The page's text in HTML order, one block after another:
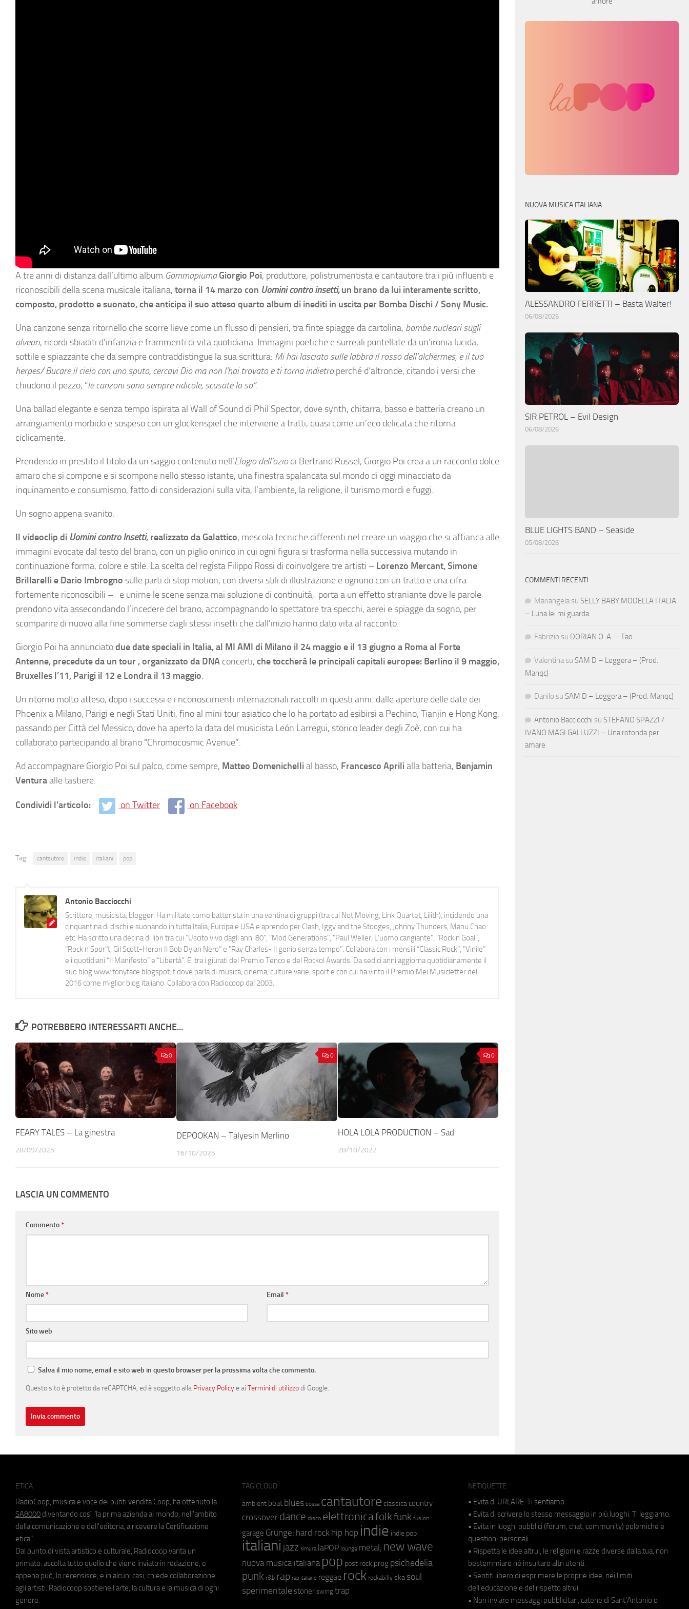
A tre anni di distanza dall’ultimo album Gommapiuma Giorgio Poi, produttore, polistrumentista e cantautore tra i più influenti e
riconoscibili della scena musicale italiana, torna il 14 marzo con Uomini contro insetti,un brano da lui interamente scritto,
composto, prodotto e suonato, che anticipa il suo atteso quarto album di inediti in uscita per Bomba Dischi / Sony Music.
Una canzone senza ritornello che scorre lieve come un flusso di pensieri, tra finte spiagge da cartolina, bombe nucleari sugli
alveari, ricordi sbiaditi d’infanzia e frammenti di vita quotidiana. Immagini poetiche e surreali puntellate da un’ironia lucida,
sottile e spiazzante che da sempre contraddistingue la sua scrittura: Mi hai lasciato sulle labbra il rosso dell’alchermes, e il tuo
herpes/ Bucare il cielo con uno sputo, cercavi Dio ma non l’hai trovato e ti torna indietroperché d’altronde, citando i versi che
chiudono il pezzo, “le canzoni sono sempre ridicole, scusate lo so”.
Una ballad elegante e senza tempo ispirata al Wall of Sound di Phil Spector, dove synth, chitarra, basso e batteria creano un
arrangiamento morbido e sospeso con un glockenspiel che interviene a tratti, quasi come un’eco delicata che ritorna
ciclicamente.
Prendendo in prestito il titolo da un saggio contenuto nell’Elogio dell’oziodi Bertrand Russel, Giorgio Poi crea a un racconto dolce
amaro che si compone e si scompone nello stesso istante, una finestra spalancata sul mondo di oggi minacciato da
inquinamento e consumismo, fatto di considerazioni sulla vita, l’ambiente, la religione, il turismo mordi e fuggi.
Un sogno appena svanito.
Il videoclip di Uomini contro Insetti, realizzato da Galattico, mescola tecniche differenti nel creare un viaggio che si affianca alle
immagini evocate dal testo del brano, con un piglio onirico in cui ogni figura si trasforma nella successiva mutando in
continuazione forma, colore e stile. La scelta del regista Filippo Rossi di coinvolgere tre artisti – Lorenzo Mercant, Simone
Brillarelli e Dario Imbrogno sulle parti di stop motion, con diversi stili di illustrazione e ognuno con un tratto e una cifra
fortemente riconoscibili – e unirne le scene senza mai soluzione di continuità, porta a un effetto straniante dove le parole
prendono vita assecondando l’incedere del brano, accompagnando lo spettatore tra specchi, aerei e spiagge da sogno, per
scomparire di nuovo alla fine sommerse dagli stessi insetti che dall’inizio hanno dato vita al racconto.
Giorgio Poi ha annunciatodue date speciali in Italia, al MI AMI di Milano il 24 maggio e il 13 giugno a Roma al Forte
Antenne, precedute da un tour , organizzato da DNA concerti, che toccherà le principali capitali europee: Berlino il 9 maggio,
Bruxelles l’11, Parigi il 12 e Londra il 13 maggio.
Un ritorno molto atteso, dopo i successi e i riconoscimenti internazionali raccolti in questi anni: dalle aperture delle date dei
Phoenix a Milano, Parigi e negli Stati Uniti, fino al mini tour asiatico che lo ha portato ad esibirsi a Pechino, Tianjin e Hong Kong,
passando per Città del Messico, dove ha aperto la data del musicista León Larregui, storico leader degli Zoè, con cui ha
collaborato partecipando al brano “Chromocosmic Avenue”.
Ad accompagnare Giorgio Poi sul palco, come sempre, Matteo Domenichelli al basso, Francesco Aprili alla batteria, Benjamin
Venturaalle tastiere.
Condividi l'articolo: on Twitter on Facebook
Tag: cantautore indie italiani pop
Antonio Bacciocchi
Scrittore, musicista, blogger. Ha militato come batterista in una ventina di gruppi (tra cui Not Moving, Link Quartet, Lilith), incidendo una
cinquantina di dischi e suonando in tutta Italia, Europa e USA e aprendo per Clash, Iggy and the Stooges, Johnny Thunders, Manu Chao
etc. Ha scritto una decina di libri tra cui "Uscito vivo dagli anni 80", "Mod Generations", "Paul Weller, L’uomo cangiante", "Rock n Goal",
"Rock n Spor"t, Gil Scott-Heron Il Bob Dylan Nero" e "Ray Charles- Il genio senza tempo". Collabora con i mensili “Classic Rock”, "Vinile"
e i quotidiani “Il Manifesto” e “Libertà”. E' tra i giurati del Premio Tenco e del Rockol Awards. Da sedici anni aggiorna quotidianamente il
suo blog www.tonyface.blogspot.it dove parla di musica, cinema, culture varie, sport e con cui ha vinto il Premio Mei Musicletter del
2016 come miglior blog italiano. Collabora con Radiocoop dal 2003.
POTREBBERO INTERESSARTI ANCHE...
0
FEARY TALES – La ginestra
28/09/2025
0
DEPOOKAN – Talyesin Merlino
16/10/2025
0
HOLA LOLA PRODUCTION – Sad
28/10/2022
LASCIA UN COMMENTO
Commento*
Nome* Email*
Sito web
Salva il mio nome, email e sito web in questo browser per la prossima volta che commento.
Questo sito è protetto da reCAPTCHA, ed è soggetto alla Privacy Policye ai Termini di utilizzodi Google.
NUOVA MUSICA ITALIANA
ALESSANDRO FERRETTI – Basta Walter!
06/08/2026
SIR PETROL – Evil Design
06/08/2026
BLUE LIGHTS BAND – Seaside
05/08/2026
COMMENTI RECENTI
Mariangela su SELLY BABY MODELLA ITALIA
– Luna lei mi guarda
Fabrizio su DORIAN O. A. – Tao
Valentina su SAM D – Leggera – (Prod.
Manqc)
Danilo su SAM D – Leggera – (Prod. Manqc)
Antonio Bacciocchi su STEFANO SPAZZI /
IVANO MAGI GALLUZZI – Una rotonda per
amare
ETICA
RadioCoop, musica e voce dei punti vendita Coop, ha ottenuto la
SA8000 diventando così "la prima azienda al mondo, nell'ambito
della comunicazione e dell'editoria, a ricevere la Certificazione
etica".
Dal punto di vista artistico e culturale, Radiocoop vanta un
primato: ascolta tutto quello che viene inviato in redazione, e
appena può, lo recensisce, e in alcuni casi, chiede collaborazione
agli artisti. Radiocoop sostiene l'arte, la cultura e la musica di ogni
genere.
TAG CLOUD
ambient beat blues bossa cantautore classica country
crossover dance disco elettronicafolkfunk fusion
garage Grunge; hard rock hip hop indie indie pop
italiani jazz kimura laPOP lounge metal; new wave
nuova musica italiana pop post rock prog psichedelia
punk r&b rap rap italiano reggae rock rockabilly ska soul
sperimentale stoner swing trap
NETIQUETTE
• Evita di URLARE. Ti sentiamo.
• Evita di scrivere lo stesso messaggio in più luoghi. Ti leggiamo.
• Evita in luoghi pubblici (forum, chat, community) polemiche e
questioni personali.
• Rispetta le idee altrui, le religioni e razze diverse dalla tua, non
bestemmiare né insultare altri utenti.
• Sentiti libero di esprimere le proprie idee, nei limiti
dell'educazione e del rispetto altrui.
• Non inviare messaggi pubblicitari, catene di Sant'Antonio o